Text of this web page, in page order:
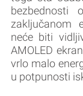
zaključanom
neće biti
AMOLED
vrlo malo
u potpunosti